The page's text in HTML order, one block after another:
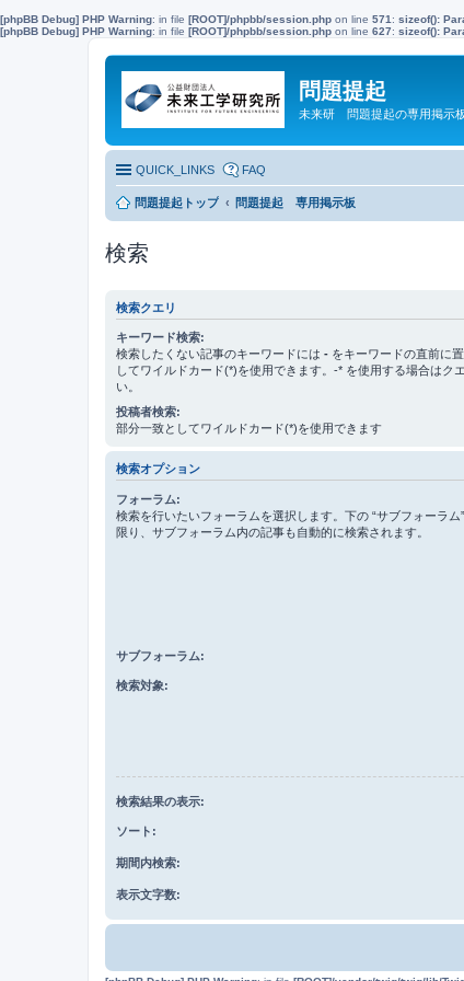
[phpBB Debug] PHP Warning: in file [ROOT]/phpbb/session.php on line 571 : sizeof():
[phpBB Debug] PHP Warning: in file [ROOT]/phpbb/session.php on line 627: sizeof():
問題提起
未来研 問題提起の専用掲示
QUICK_LINKS FAQ
問題提起トップ 問題提起 専用掲示板
検索
検索クエリ
キーワード検索:
検索したくない記事のキーワードには - をキーワードの直前に
してワイルドカード(*)を使用できます。-* を使用する場合はク
い。
投稿者検索:
部分一致としてワイルドカード(*)を使用できます
検索オプション
フォーラム:
検索を行いたいフォーラムを選択します。下の “サブフォーラム
限り、サブフォーラム内の記事も自動的に検索されます。
サブフォーラム:
検索対象:
検索結果の表示:
ソート:
期間内検索:
表示文字数: